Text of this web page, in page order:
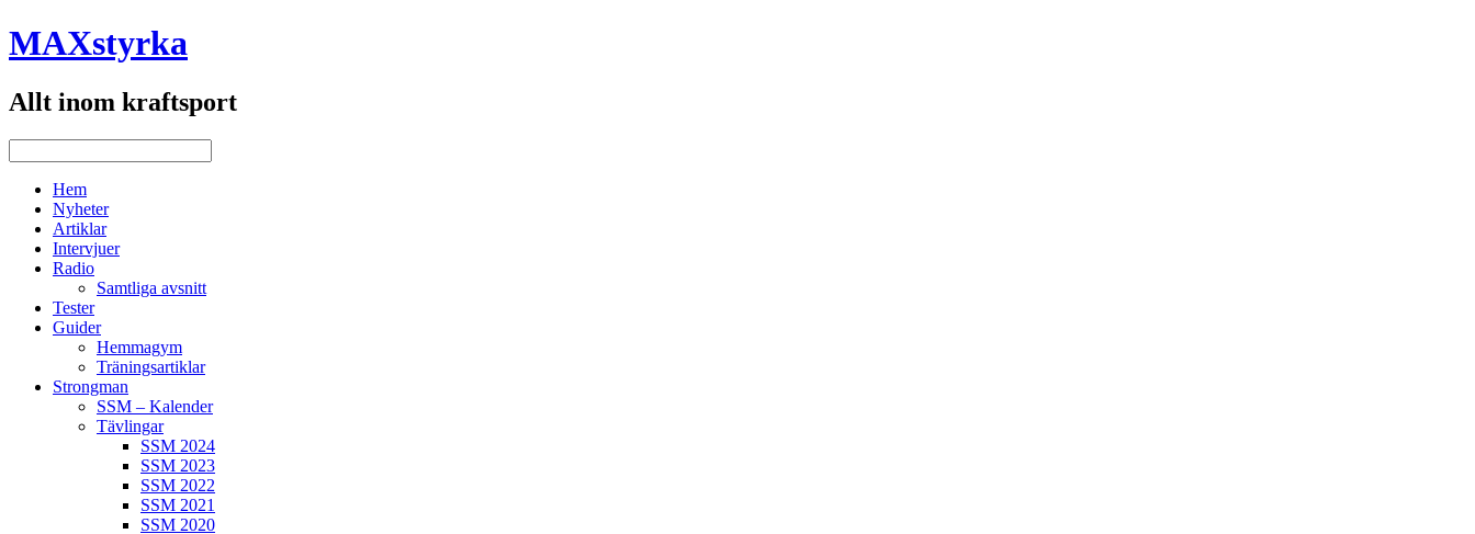
MAXstyrka
Allt inom kraftsport
Hem
Nyheter
Artiklar
Intervjuer
Radio
Samtliga avsnitt
Tester
Guider
Hemmagym
Träningsartiklar
Strongman
SSM – Kalender
Tävlingar
SSM 2024
SSM 2023
SSM 2022
SSM 2021
SSM 2020